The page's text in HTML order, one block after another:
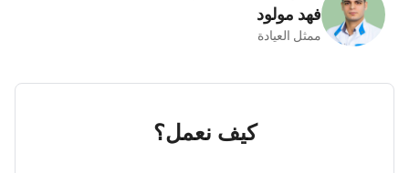
فهد مولود
ممثل العيادة
كيف نعمل؟